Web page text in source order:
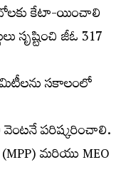
కేటా-యించాలి
సృష్టించి జీఓ 317
కమిటీలను సకాలంలో
పరిష్కరించాలి.
మరియు MEO